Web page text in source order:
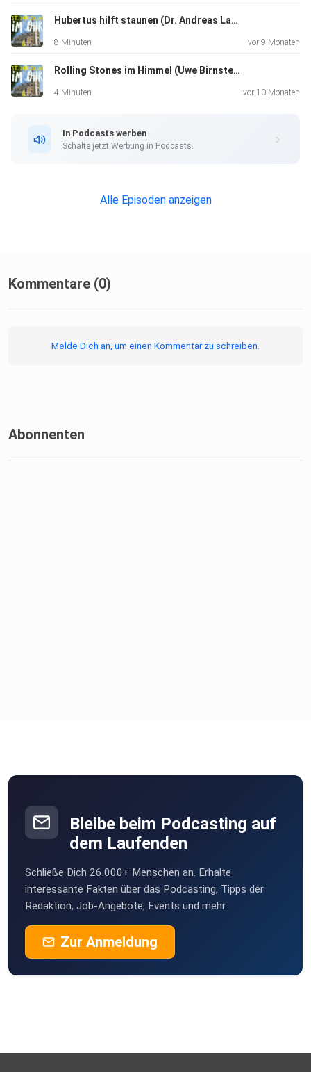
Hubertus hilft staunen (Dr. Andreas Lange, Frank Schreiber)
8 Minuten vor 9 Monaten
Rolling Stones im Himmel (Uwe Birnstein)
4 Minuten vor 10 Monaten
In Podcasts werben
Schalte jetzt Werbung in Podcasts.
Alle Episoden anzeigen
Kommentare (0)
Melde Dich an, um einen Kommentar zu schreiben.
Abonnenten
Bleibe beim Podcasting auf
dem Laufenden
Schließe Dich 26.000+ Menschen an. Erhalte
interessante Fakten über das Podcasting, Tipps der
Redaktion, Job-Angebote, Events und mehr.
Zur Anmeldung